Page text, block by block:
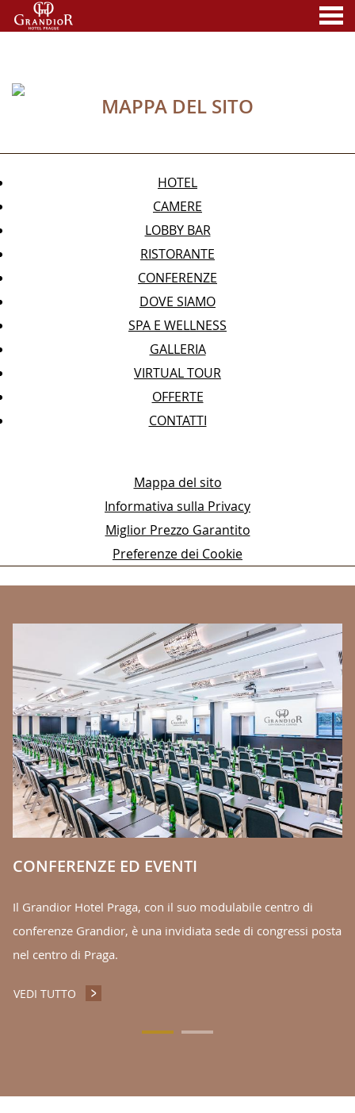
MAPPA DEL SITO
HOTEL
CAMERE
LOBBY BAR
RISTORANTE
CONFERENZE
DOVE SIAMO
SPA E WELLNESS
GALLERIA
VIRTUAL TOUR
OFFERTE
CONTATTI
Mappa del sito
Informativa sulla Privacy
Miglior Prezzo Garantito
Preferenze dei Cookie
CONFERENZE ED EVENTI
Il Grandior Hotel Praga, con il suo modulabile centro di
conferenze Grandior, è una invidiata sede di congressi posta
nel centro di Praga.
VEDI TUTTO CONFERENZE ED EVENTI